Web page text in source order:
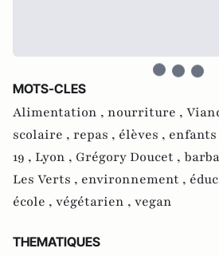
MOTS-CLES
Alimentation , nourriture ,
scolaire , repas , élèves , enfants
19 , Lyon , Grégory Doucet ,
Les Verts , environnement ,
école , végétarien , vegan
THEMATIQUES